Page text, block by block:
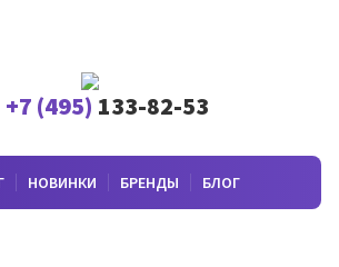
+7 (495) 133-82-53
НОВИНКИ БРЕНДЫ БЛОГ